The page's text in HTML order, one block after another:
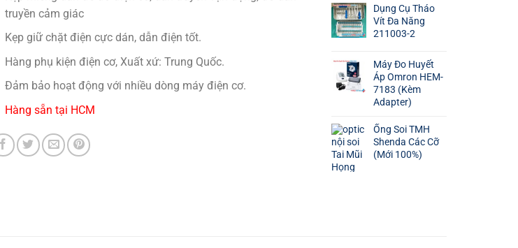
truyền cảm giác
Kẹp giữ chặt điện cực dán, dẫn điện tốt.
Hàng phụ kiện điện cơ, Xuất xứ: Trung Quốc.
Đảm bảo hoạt động với nhiều dòng máy điện cơ.
Hàng sẵn tại HCM
Dụng Cụ Tháo
Vít Đa Năng
211003-2
Máy Đo Huyết
Áp Omron HEM-
7183 (Kèm
Adapter)
Ống Soi TMH
Shenda Các Cỡ
(Mới 100%)